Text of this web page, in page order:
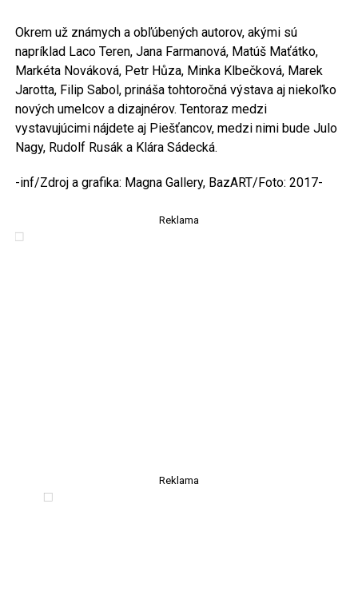
Okrem už známych a obľúbených autorov, akými sú
napríklad Laco Teren, Jana Farmanová, Matúš Maťátko,
Markéta Nováková, Petr Hůza, Minka Klbečková, Marek
Jarotta, Filip Sabol, prináša tohtoročná výstava aj niekoľko
nových umelcov a dizajnérov. Tentoraz medzi
vystavujúcimi nájdete aj Piešťancov, medzi nimi bude Julo
Nagy, Rudolf Rusák a Klára Sádecká.
-inf/Zdroj a grafika: Magna Gallery, BazART/Foto: 2017-
Reklama
Reklama